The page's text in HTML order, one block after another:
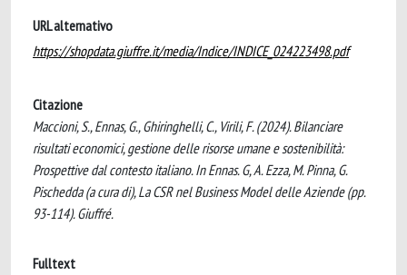
URL alternativo
https://shopdata.giuffre.it/media/Indice/INDICE_024223498.pdf
Citazione
Maccioni, S., Ennas, G., Ghiringhelli, C., Virili, F. (2024). Bilanciare
risultati economici, gestione delle risorse umane e sostenibilità:
Prospettive dal contesto italiano. In Ennas. G, A. Ezza, M. Pinna, G.
Pischedda (a cura di), La CSR nel Business Model delle Aziende (pp.
93-114). Giuffré.
Fulltext